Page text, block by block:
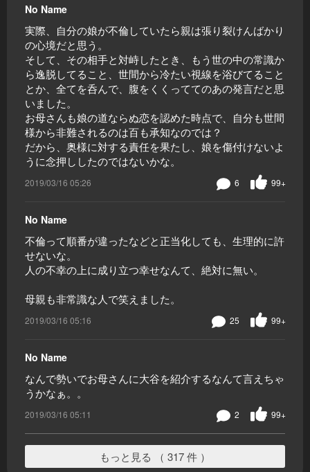
No Name
実際、自分の娘が不倫していたら親は張り裂けんばかり
の心境だと思う。
そして、その相手と対峙したとき、もう世の中の常識か
ら逸脱してること、世間から冷たい視線を浴びてること
とか、全てを呑んで、腹をくくっててのあの発言だと思
いました。
お母さんも娘の道ならぬ恋を認めた時点で、自分も世間
様から非難されるのは百も承知なのでは？
だから、奥様に対する責任を果たし、娘を傷付けないよ
うに念押ししたのではないかな。
2019/03/16 05:26 99+
6
No Name
不倫って順番が違ったなどと正当化しても、生理的に許
せないな。
人の不幸の上に成り立つ幸せなんて、絶対に無い。
母親も非常識な人で笑えました。
2019/03/16 05:16 99+
25
No Name
なんで勢いでお母さんに大谷を紹介するなんて言えちゃ
うかなぁ。。
2019/03/16 05:11 99+
2
もっと見る （ 317 件 ）